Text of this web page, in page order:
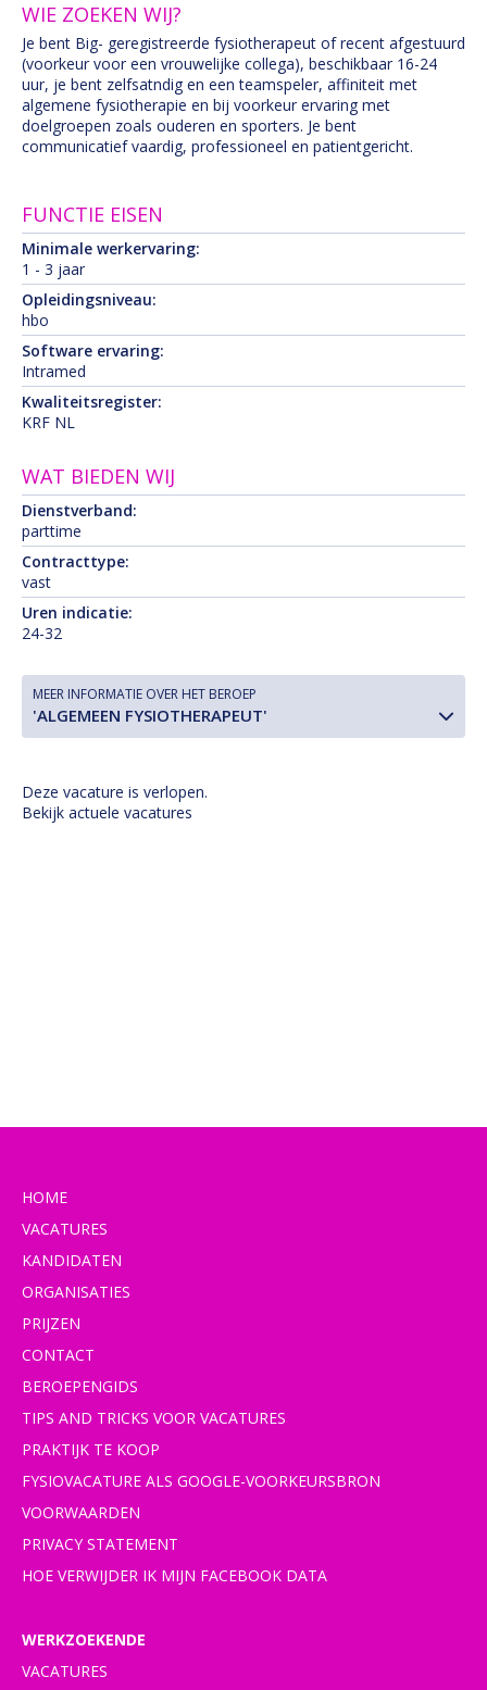
WIE ZOEKEN WIJ?
Je bent Big- geregistreerde fysiotherapeut of recent afgestuurd
(voorkeur voor een vrouwelijke collega), beschikbaar 16-24
uur, je bent zelfsatndig en een teamspeler, affiniteit met
algemene fysiotherapie en bij voorkeur ervaring met
doelgroepen zoals ouderen en sporters. Je bent
communicatief vaardig, professioneel en patientgericht.
FUNCTIE EISEN
Minimale werkervaring:
1 - 3 jaar
Opleidingsniveau:
hbo
Software ervaring:
Intramed
Kwaliteitsregister:
KRF NL
WAT BIEDEN WIJ
Dienstverband:
parttime
Contracttype:
vast
Uren indicatie:
24-32
MEER INFORMATIE OVER HET BEROEP
'ALGEMEEN FYSIOTHERAPEUT'
Deze vacature is verlopen.
Bekijk actuele vacatures
HOME
VACATURES
KANDIDATEN
ORGANISATIES
PRIJZEN
CONTACT
BEROEPENGIDS
TIPS AND TRICKS VOOR VACATURES
PRAKTIJK TE KOOP
FYSIOVACATURE ALS GOOGLE-VOORKEURSBRON
VOORWAARDEN
PRIVACY STATEMENT
HOE VERWIJDER IK MIJN FACEBOOK DATA
WERKZOEKENDE
VACATURES